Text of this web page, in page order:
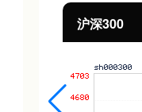
沪深300